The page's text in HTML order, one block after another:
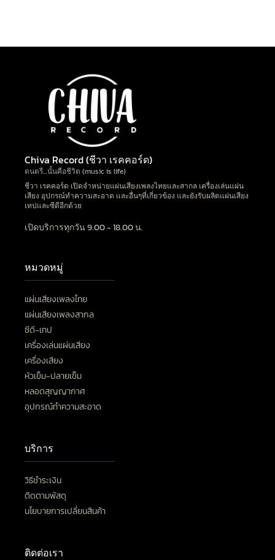
Chiva Record (ชีวา เรคคอร์ด)
ดนตรี…นั้นคือชีวิต (music is life)
ชีวา เรคคอร์ด เปิดจำหน่ายแผ่นเสียงเพลงไทยและสากล เครื่องเล่นแผ่น
เสียง อุปกรณ์ทำความสะอาด และอื่นๆที่เกี่ยวข้อง และยังรับผลิตแผ่นเสียง
เทปและซีดีอีกด้วย
เปิดบริการทุกวัน 9.00 - 18.00 น.
หมวดหมู่
แผ่นเสียงเพลงไทย
แผ่นเสียงเพลงสากล
ซีดี-เทป
เครื่องเล่นแผ่นเสียง
เครื่องเสียง
หัวเข็ม-ปลายเข็ม
หลอดสุญญากาศ
อุปกรณ์ทำความสะอาด
บริการ
วิธีชำระเงิน
ติดตามพัสดุ
นโยบายการเปลี่ยนสินค้า
ติดต่อเรา